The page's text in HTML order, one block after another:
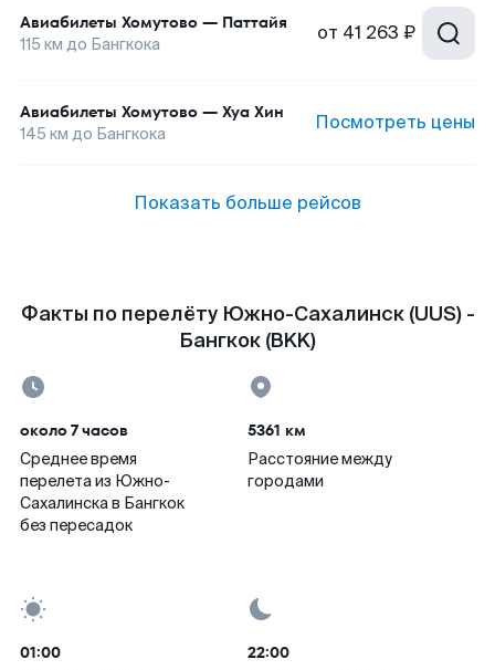
Авиабилеты Хомутово — Паттайя
115 км до Бангкока от 41 263 ₽
Авиабилеты Хомутово — Хуа Хин
145 км до Бангкока Посмотреть цены
Показать больше рейсов
Факты по перелёту Южно-Сахалинск (UUS) -
Бангкок (BKK)
около 7 часов
Среднее время
перелета из Южно-
Сахалинска в Бангкок
без пересадок
5361 км
Расстояние между
городами
01:00 22:00